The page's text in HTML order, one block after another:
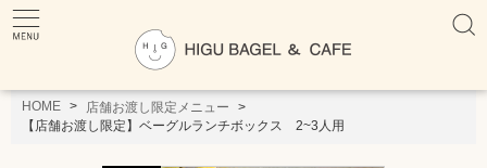
HOME
店舗お渡し限定メニュー
【店舗お渡し限定】ベーグルランチボックス 2~3人用